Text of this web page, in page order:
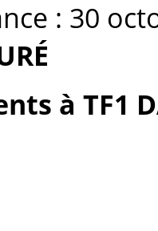
: 30
à TF1